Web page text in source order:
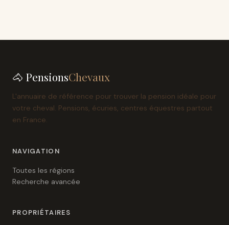
🐴 PensionsChevaux
L'annuaire de référence pour trouver la pension idéale pour
votre cheval. Pensions, écuries, centres équestres partout
en France.
NAVIGATION
Toutes les régions
Recherche avancée
PROPRIÉTAIRES